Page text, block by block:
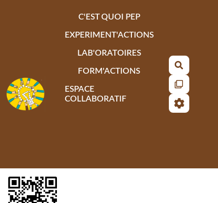
C'EST QUOI PEP
EXPERIMENT'ACTIONS
LAB'ORATOIRES
FORM'ACTIONS
ESPACE
COLLABORATIF